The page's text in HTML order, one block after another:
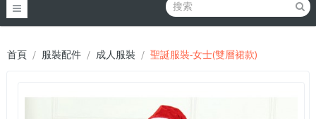
首頁 服裝配件 成人服裝 聖誕服裝-女士(雙層裙款)